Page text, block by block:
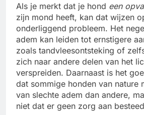
Als je merkt dat je hond een
zijn mond heeft, kan dat wijzen
onderliggend probleem. Het
adem kan leiden tot ernstigere
zoals tandvleesontsteking of
zich naar andere delen van het
verspreiden. Daarnaast is het
dat sommige honden van nature
van slechte adem dan andere,
niet dat er geen zorg aan